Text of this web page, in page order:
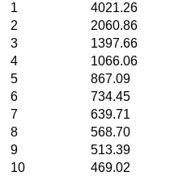
1
4021.26
2
2060.86
3
1397.66
4
1066.06
5
867.09
6
734.45
7
639.71
8
568.70
9
513.39
10
469.02